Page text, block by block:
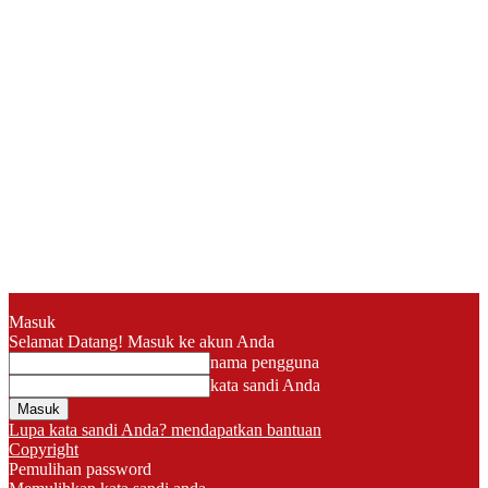
Masuk
Selamat Datang! Masuk ke akun Anda
nama pengguna
kata sandi Anda
Lupa kata sandi Anda? mendapatkan bantuan
Copyright
Pemulihan password